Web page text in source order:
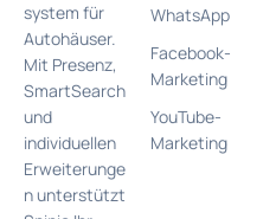
system für
Autohäuser.
Mit Presenz,
SmartSearch
und
individuellen
Erweiterunge
n unterstützt
WhatsApp
Facebook-
Marketing
YouTube-
Marketing